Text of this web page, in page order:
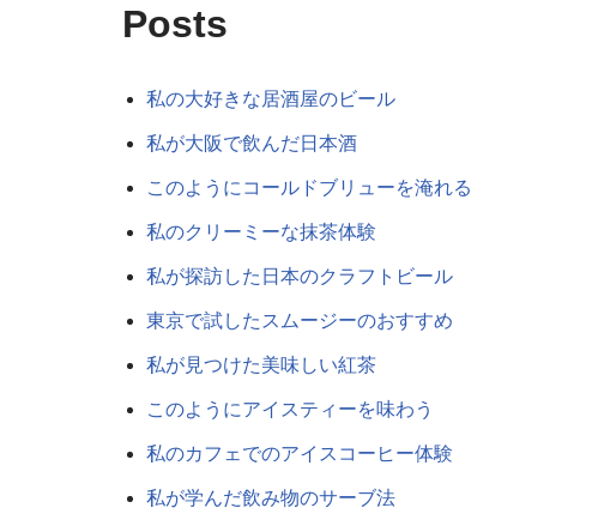
Posts
私の大好きな居酒屋のビール
私が大阪で飲んだ日本酒
このようにコールドブリューを淹れる
私のクリーミーな抹茶体験
私が探訪した日本のクラフトビール
東京で試したスムージーのおすすめ
私が見つけた美味しい紅茶
このようにアイスティーを味わう
私のカフェでのアイスコーヒー体験
私が学んだ飲み物のサーブ法